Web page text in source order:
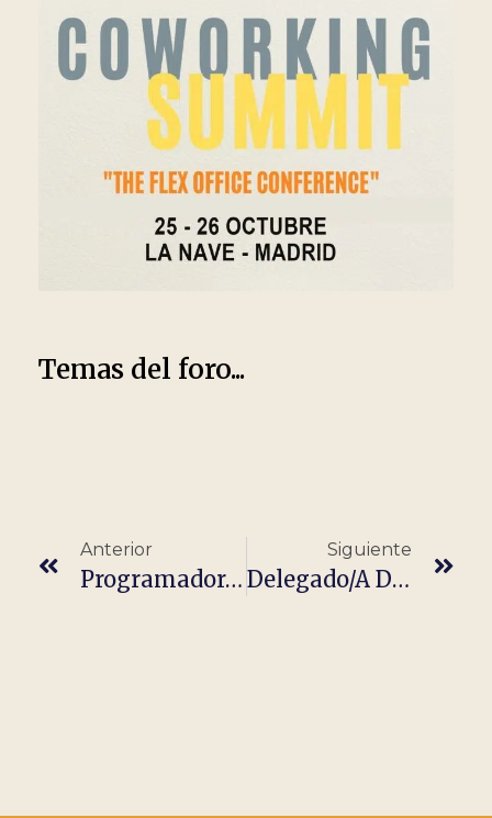
Temas del foro...
Anterior
Programador/a Java (100% Teletrabajo) – España
Siguiente
Delegado/a De Expansión – Castilla Y León